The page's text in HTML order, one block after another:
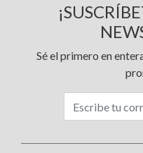
Sé el primero en